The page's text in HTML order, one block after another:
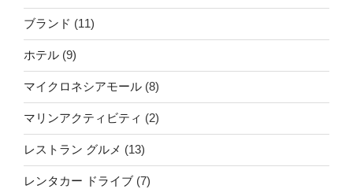
ブランド (11)
ホテル (9)
マイクロネシアモール (8)
マリンアクティビティ (2)
レストラン グルメ (13)
レンタカー ドライブ (7)